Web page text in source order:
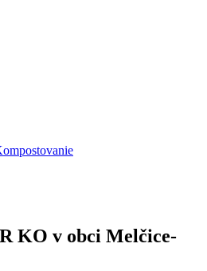
KO v obci Melčice-